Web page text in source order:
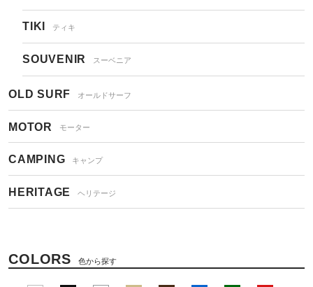
TIKI ティキ
SOUVENIR スーベニア
OLD SURF オールドサーフ
MOTOR モーター
CAMPING キャンプ
HERITAGE ヘリテージ
COLORS 色から探す